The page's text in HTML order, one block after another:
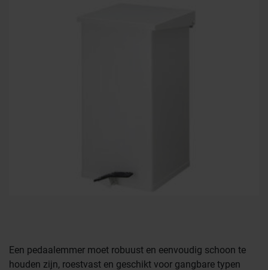
Een pedaalemmer moet robuust en eenvoudig schoon te
houden zijn, roestvast en geschikt voor gangbare typen
Farmaceutische industrie